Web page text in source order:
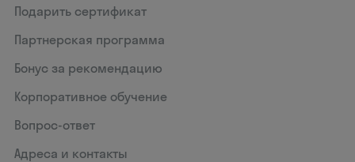
Подарить сертификат
Партнерская программа
Бонус за рекомендацию
Корпоративное обучение
Вопрос-ответ
Адреса и контакты